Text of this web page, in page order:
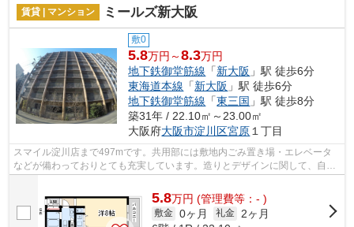
賃貸 | マンション ミールズ新大阪
敷0
5.8万円～8.3万円
地下鉄御堂筋線 「新大阪 」駅 徒歩6分
東海道本線 「新大阪 」駅 徒歩6分
地下鉄御堂筋線 「東三国 」駅 徒歩8分
築31年 / 22.10㎡～23.00㎡
大阪府大阪市淀川区宮原 １丁目
スマイル淀川店まで497mです。共用部には敷地内ごみ置き場・エレベータ
などが備わっておりとても充実しています。造りとデザインに関して、自信
5.8万円 (管理費等：- )
敷金 0ヶ月 礼金
2ヶ月